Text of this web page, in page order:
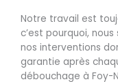
Notre travail est
c’est pourquoi,
nos interventions
garantie après
débouchage à Foy-